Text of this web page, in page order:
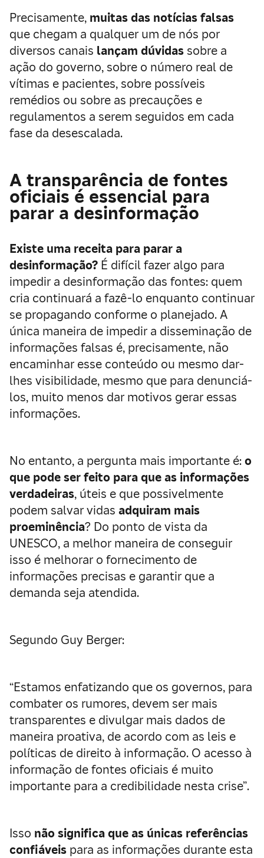
Precisamente, muitas das notícias falsas
que chegam a qualquer um de nós por
diversos canais lançam dúvidassobre a
ação do governo, sobre o número real de
vítimas e pacientes, sobre possíveis
remédios ou sobre as precauções e
regulamentos a serem seguidos em cada
fase da desescalada.
A transparência de fontes
oficiais é essencial para
parar a desinformação
Existe uma receita para parar a
desinformação? É difícil fazer algo para
impedir a desinformação das fontes: quem
cria continuará a fazê-lo enquanto continuar
se propagando conforme o planejado. A
única maneira de impedir a disseminação de
informações falsas é, precisamente, não
encaminhar esse conteúdo ou mesmo dar-
lhes visibilidade, mesmo que para denunciá-
los, muito menos dar motivos gerar essas
informações.
No entanto, a pergunta mais importante é:o
que pode ser feito para que as informações
verdadeiras, úteis e que possivelmente
podem salvar vidas adquiram mais
proeminência? Do ponto de vista da
UNESCO, a melhor maneira de conseguir
isso é melhorar o fornecimento de
informações precisas e garantir que a
demanda seja atendida.
Segundo Guy Berger:
“Estamos enfatizando que os governos, para
combater os rumores, devem ser mais
transparentes e divulgar mais dados de
maneira proativa, de acordo com as leis e
políticas de direito à informação. O acesso à
informação de fontes oficiais é muito
importante para a credibilidade nesta crise”.
Isso não significa que as únicas referências
confiáveis para as informações durante esta